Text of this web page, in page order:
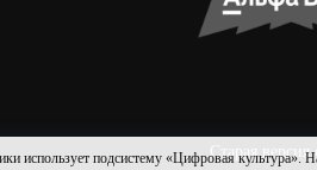
Старая версия
подсистему «Цифровая культура». На